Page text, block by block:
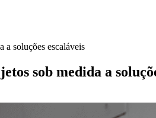
a soluções escaláveis
sob medida a